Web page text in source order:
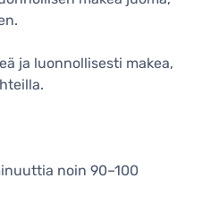
ja luonnollisesti makea,
noin 90–100